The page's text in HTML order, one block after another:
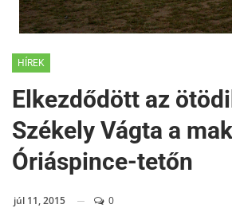
HÍREK
Elkezdődött az
Székely Vágta a
Óriáspince-tetőn
júl 11, 2015 0